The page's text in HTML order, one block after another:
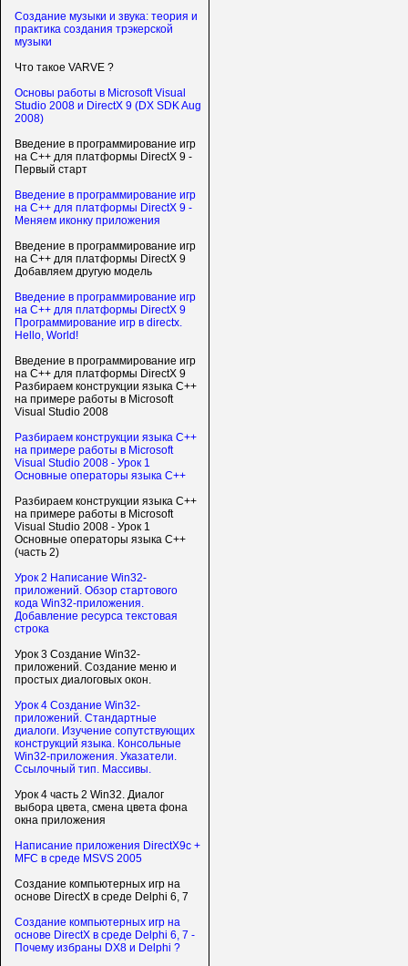
Создание музыки и звука: теория и
практика создания трэкерской
музыки
Что такое VARVE ?
Основы работы в Microsoft Visual
Studio 2008 и DirectX 9 (DX SDK Aug
2008)
Введение в программирование игр
на С++ для платформы DirectX 9 -
Первый старт
Введение в программирование игр
на С++ для платформы DirectX 9 -
Меняем иконку приложения
Введение в программирование игр
на С++ для платформы DirectX 9
Добавляем другую модель
Введение в программирование игр
на С++ для платформы DirectX 9
Программирование игр в directx.
Hello, World!
Введение в программирование игр
на С++ для платформы DirectX 9
Разбираем конструкции языка C++
на примере работы в Microsoft
Visual Studio 2008
Разбираем конструкции языка C++
на примере работы в Microsoft
Visual Studio 2008 - Урок 1
Основные операторы языка C++
Разбираем конструкции языка C++
на примере работы в Microsoft
Visual Studio 2008 - Урок 1
Основные операторы языка C++
(часть 2)
Урок 2 Написание Win32-
приложений. Обзор стартового
кода Win32-приложения.
Добавление ресурса текстовая
строка
Урок 3 Создание Win32-
приложений. Создание меню и
простых диалоговых окон.
Урок 4 Создание Win32-
приложений. Стандартные
диалоги. Изучение сопутствующих
конструкций языка. Консольные
Win32-приложения. Указатели.
Ссылочный тип. Массивы.
Урок 4 часть 2 Win32. Диалог
выбора цвета, смена цвета фона
окна приложения
Написание приложения DirectX9c +
MFC в среде MSVS 2005
Создание компьютерных игр на
основе DirectX в среде Delphi 6, 7
Создание компьютерных игр на
основе DirectX в среде Delphi 6, 7 -
Почему избраны DX8 и Delphi ?